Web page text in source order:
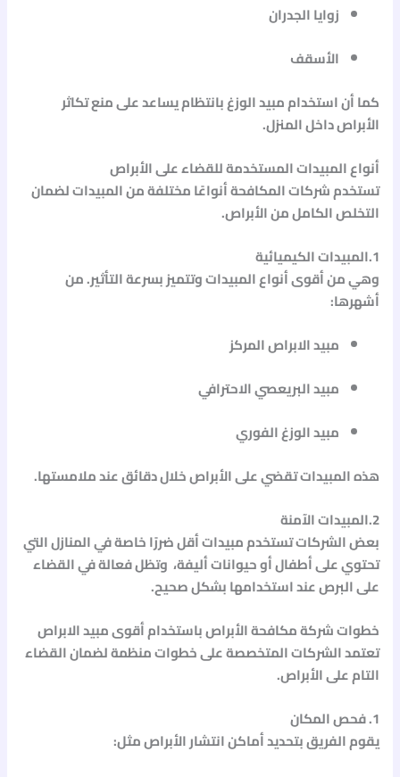
زوايا الجدران
الأسقف
كما أن استخداممبيد الوزغبانتظام يساعد على منع تكاثر
الأبراص داخل المنزل.
أنواع المبيدات المستخدمة للقضاء على الأبراص
تستخدم شركات المكافحة أنواعًا مختلفة من المبيدات لضمان
التخلص الكامل من الأبراص.
1.المبيدات الكيميائية
وهي من أقوى أنواع المبيدات وتتميز بسرعة التأثير. من
أشهرها:
مبيد الابراص المركز
مبيد البريعصي الاحترافي
مبيد الوزغ الفوري
هذه المبيدات تقضي على الأبراص خلال دقائق عند ملامستها.
2.المبيدات الآمنة
بعض الشركات تستخدم مبيدات أقل ضررًا خاصة في المنازل التي
تحتوي على أطفال أو حيوانات أليفة، وتظل فعالة في القضاء
على البرص عند استخدامها بشكل صحيح.
خطوات شركة مكافحة الأبراص باستخدام أقوى مبيد الابراص
تعتمد الشركات المتخصصة على خطوات منظمة لضمان القضاء
التام على الأبراص.
1. فحص المكان
يقوم الفريق بتحديد أماكن انتشار الأبراص مثل: